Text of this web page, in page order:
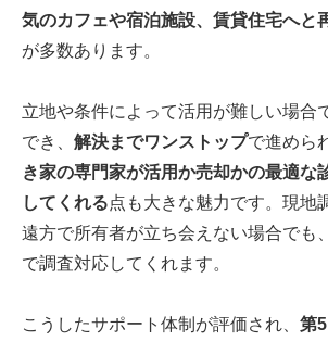
気のカフェや宿泊施設、賃貸住宅へと
が多数あります。
立地や条件によって活用が難しい場合
でき、 解決までワンストップで進めら
き家の専門家が活用か売却かの最適な
してくれる点も大きな魅力です。現地
遠方で所有者が立ち会えない場合でも
で調査対応してくれます。
こうしたサポート体制が評価され、 第